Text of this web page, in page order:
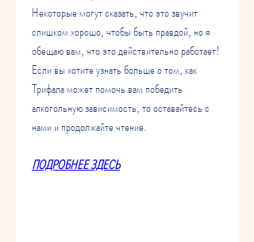
Некоторые могут сказать, что это звучит
слишком хорошо, чтобы быть правдой, но я
обещаю вам, что это действительно работает!
Если вы хотите узнать больше о том, как
Трифала может помочь вам победить
алкогольную зависимость, то оставайтесь с
нами и продолжайте чтение.
ПОДРОБНЕЕ ЗДЕСЬ